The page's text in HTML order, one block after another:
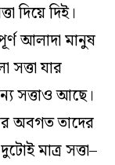
দিয়ে দিই।
আলাদা মানুষ
যার
সত্তাও আছে।
অবগত তাদের
মাত্র সত্তা–